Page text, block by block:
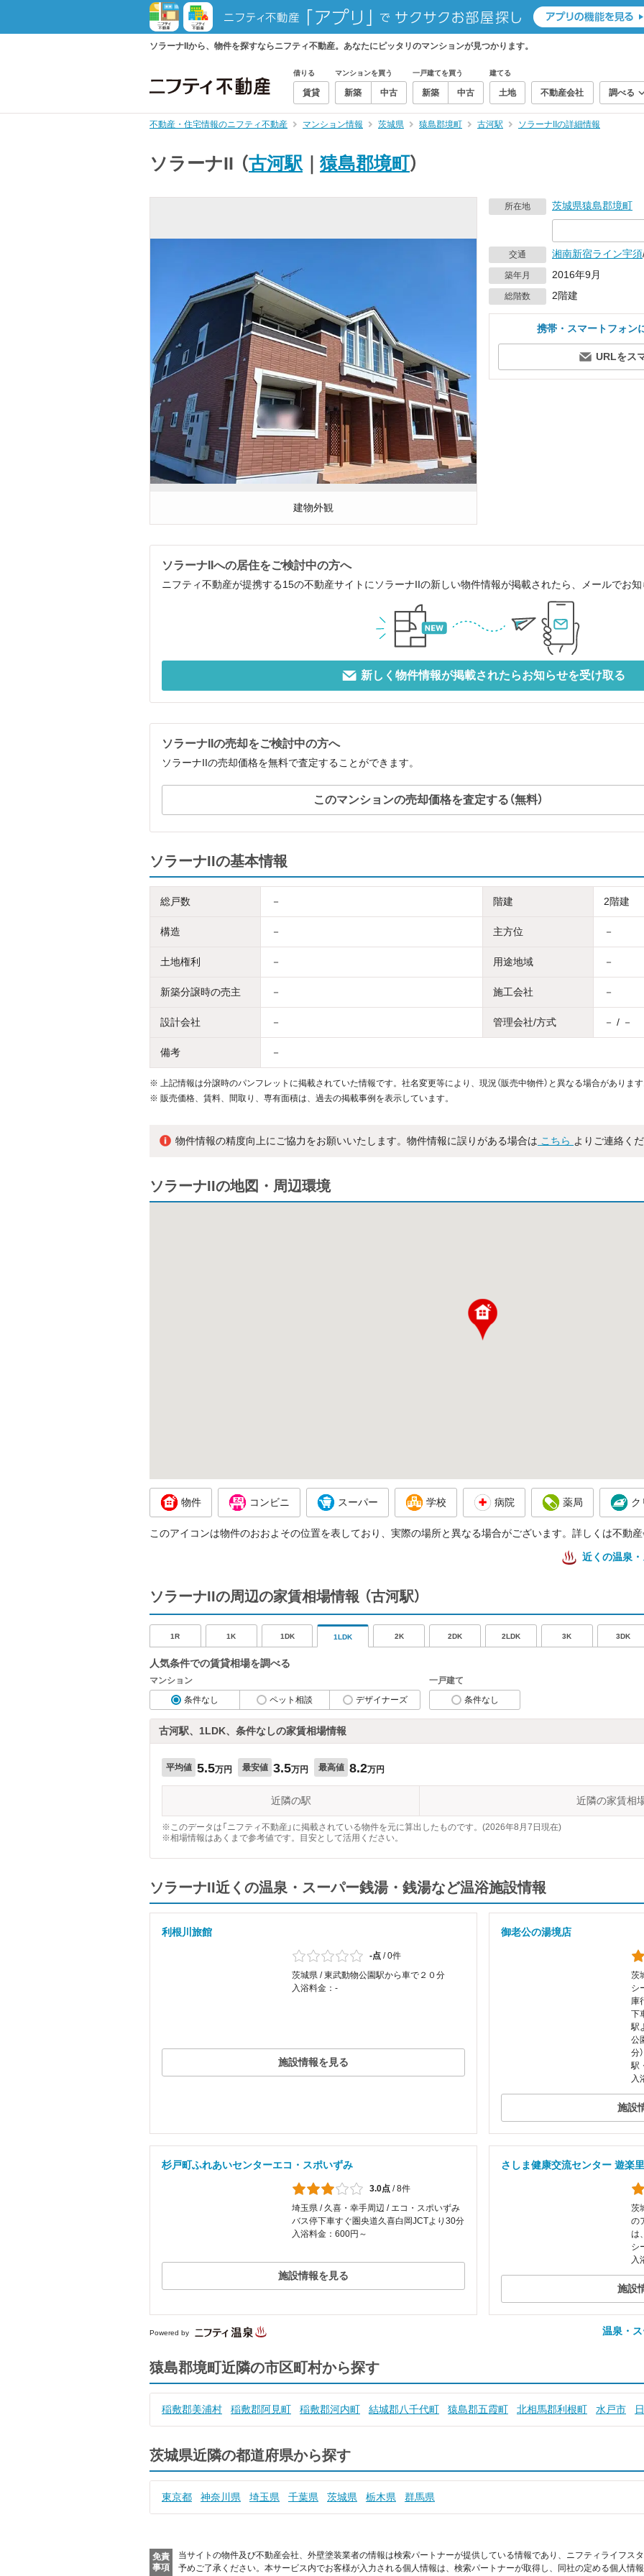
ソラーナIIから、物件を探すならニフティ不動産。あなたにピッタリのマンションが見つかります。
借りる
賃貸
マンションを買う
新築 中古
一戸建てを買う
新築 中古
建てる
土地 不動産会社 調べる
不動産・住宅情報のニフティ不動産 マンション情報 茨城県 猿島郡境町 古河駅 ソラーナIIの詳細情報
ソラーナII （古河駅 猿島郡境町）
建物外観
所在地 茨城県猿島郡境町
交通 湘南新宿ライン宇須
築年月 2016年9月
総階数 2階建
携帯・スマートフォン
URLをス
ソラーナIIへの居住をご検討中の方へ
ニフティ不動産が提携する15の不動産サイトにソラーナIIの新しい物件情報が掲載されたら、メールでお知
新しく物件情報が掲載されたらお知らせを受け取る
ソラーナIIの売却をご検討中の方へ
ソラーナIIの売却価格を無料で査定することができます。
このマンションの売却価格を査定する（無料）
ソラーナIIの基本情報
総戸数 － 階建 2階建
構造 － 主方位 －
土地権利 － 用途地域 －
新築分譲時の売主 － 施工会社 －
設計会社 － 管理会社/方式 － / －
備考 －
※
上記情報は分譲時のパンフレットに掲載されていた情報です。社名変更等により、現況（販売中物件）と異なる場合があります
※ 販売価格、賃料、間取り、専有面積は、過去の掲載事例を表示しています。
物件情報の精度向上にご協力をお願いいたします。物件情報に誤りがある場合は こちら よりご連絡くだ
ソラーナIIの地図・周辺環境
物件 コンビニ スーパー 学校 病院 薬局 ク
このアイコンは物件のおおよその位置を表しており、実際の場所と異なる場合がございます。詳しくは不動産
近くの温泉
ソラーナIIの周辺の家賃相場情報 （古河駅）
1R 1K 1DK 1LDK 2K 2DK 2LDK 3K 3DK
人気条件での賃貸相場を調べる
マンション
条件なし
ペット相談 デザイナーズ
一戸建て
条件なし
古河駅、1LDK、条件なしの家賃相場情報
平均値 5.5万円 最安値 3.5万円 最高値 8.2万円
近隣の駅 近隣の家賃相
※このデータは「ニフティ不動産」に掲載されている物件を元に算出したものです。(2026年8月7日現在)
※相場情報はあくまで参考値です。目安として活用ください。
ソラーナII近くの温泉・スーパー銭湯・銭湯など温浴施設情報
利根川旅館
-点 /0件
茨城県 / 東武動物公園駅から車で２０分
入浴料金：-
施設情報を見る
御老公の湯境店
茨
シ
庫
下
駅
公
分
駅
入
施設
杉戸町ふれあいセンターエコ・スポいずみ
3.0点 /8件
埼玉県 / 久喜・幸手周辺 / エコ・スポいずみ
バス停下車すぐ圏央道久喜白岡JCTより30分
入浴料金：600円～
施設情報を見る
さしま健康交流センター 遊楽里
茨
の
は
シ
入
施設
Powered by 温泉・
猿島郡境町近隣の市区町村から探す
稲敷郡美浦村 稲敷郡阿見町 稲敷郡河内町 結城郡八千代町 猿島郡五霞町 北相馬郡利根町 水戸市
茨城県近隣の都道府県から探す
東京都 神奈川県 埼玉県 千葉県 茨城県 栃木県 群馬県
免責
事項
当サイトの物件及び不動産会社、外壁塗装業者の情報は検索パートナーが提供している情報であり、ニフティライフス
予めご了承ください。 本サービス内でお客様が入力される個人情報は、検索パートナーが取得し、同社の定める個人情